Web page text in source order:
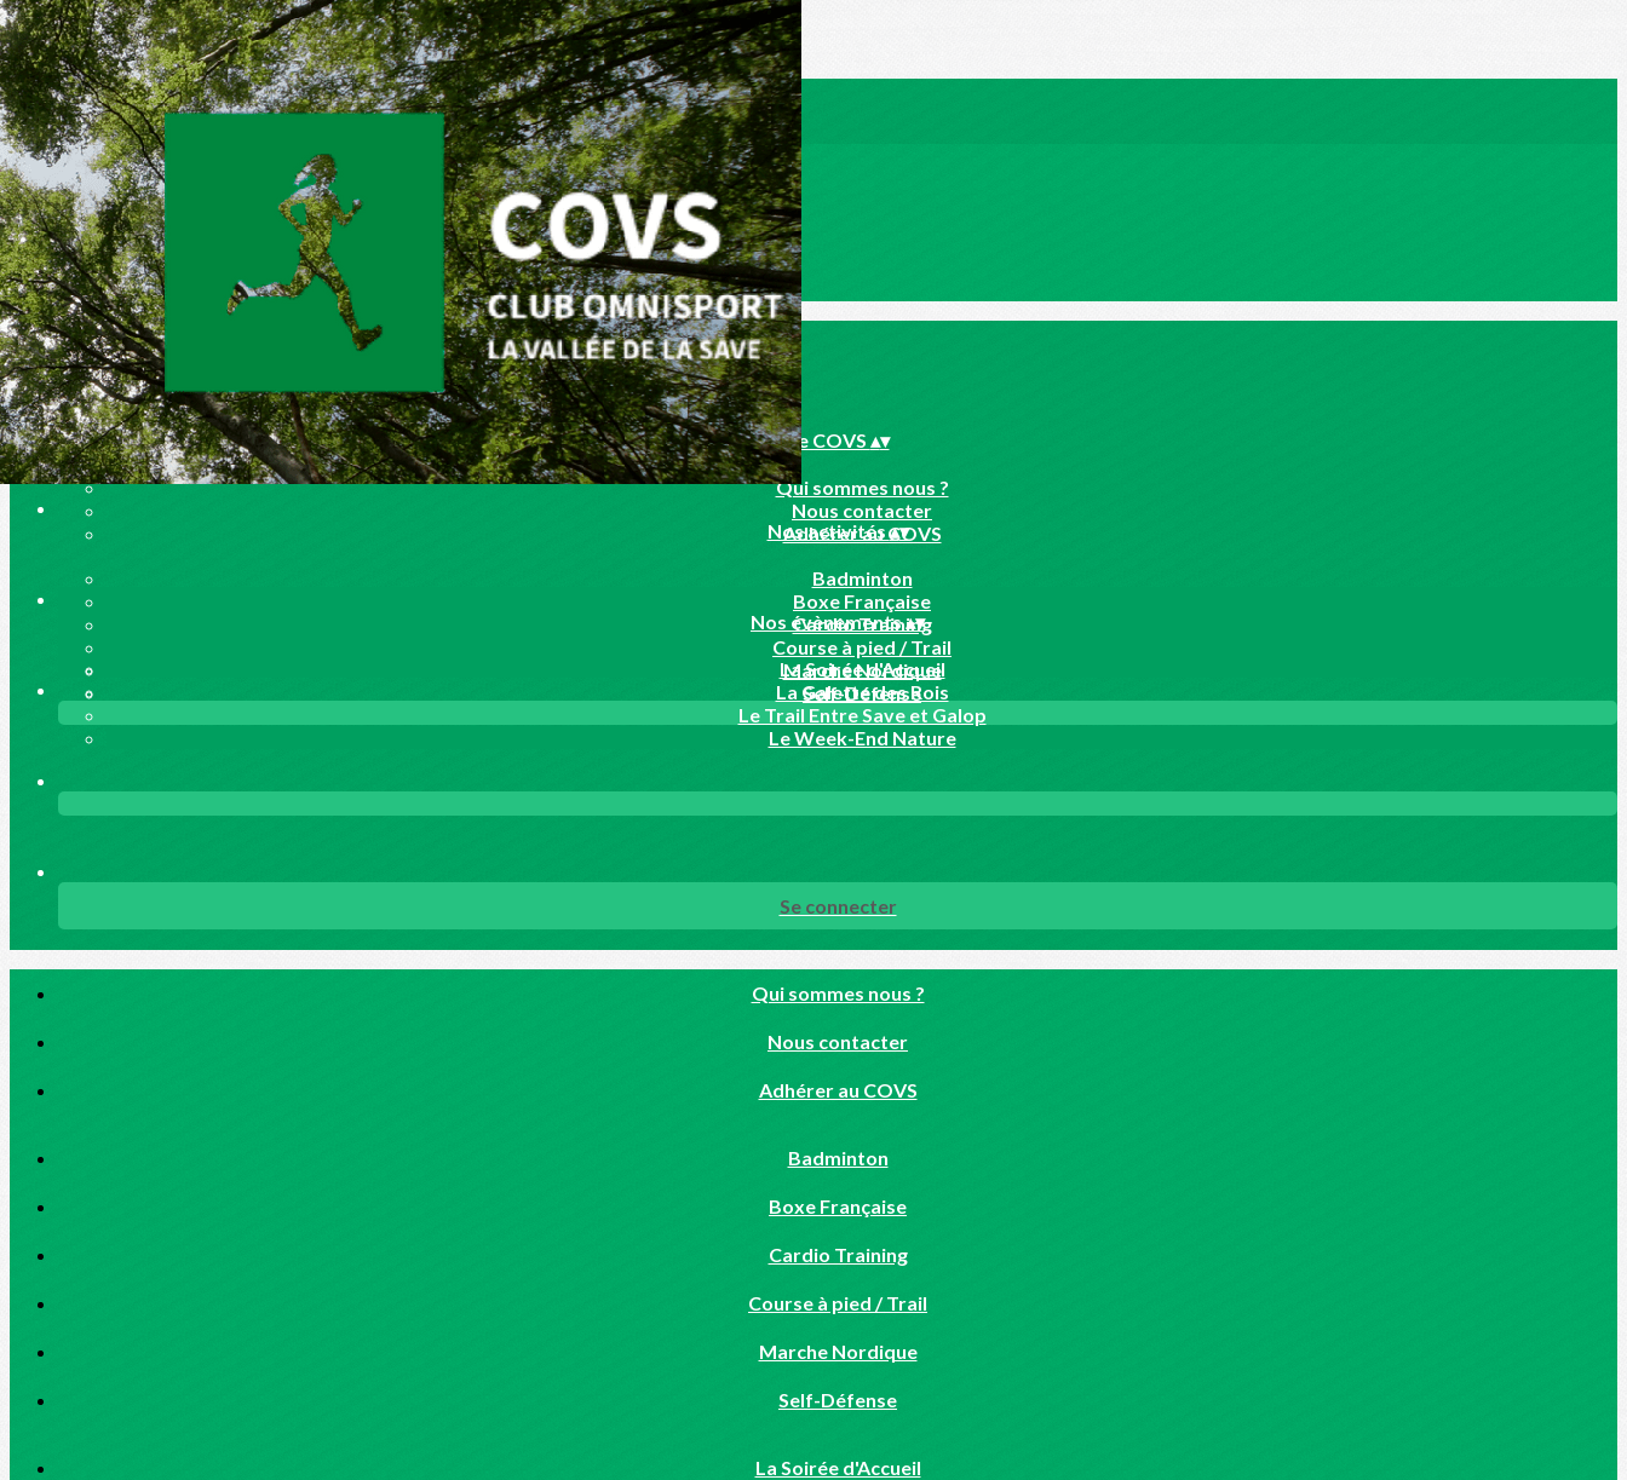
Exporter les lignes sélectionnées
Exporter toutes les colonnes
Exporter uniquement les colonnes affichées
Menu
<
>
La Soirée d'Accueil
La Galette des Rois
Le Trail Entre Save et Galop
Le Week-End Nature
Ajoutez un logo, un bouton, des réseaux sociaux
Cliquez pour éditer
Le COVS ▴▾
Qui sommes nous ?
Nous contacter
Adhérer au COVS
Nos activités▴▾
Badminton
Boxe Française
Cardio Training
Course à pied / Trail
Marche Nordique
Self-Défense
Nos évènements▴▾
La Soirée d'Accueil
La Galette des Rois
Le Trail Entre Save et Galop
Le Week-End Nature
Se connecter
Qui sommes nous ?
Nous contacter
Adhérer au COVS
Badminton
Boxe Française
Cardio Training
Course à pied / Trail
Marche Nordique
Self-Défense
La Soirée d'Accueil